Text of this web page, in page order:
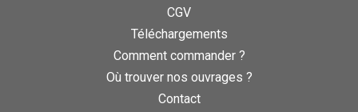
CGV
Téléchargements
Comment commander ?
Où trouver nos ouvrages ?
Contact